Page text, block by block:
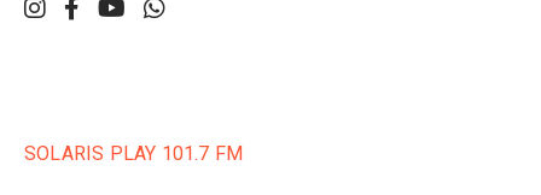
SOLARIS PLAY 101.7 FM